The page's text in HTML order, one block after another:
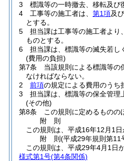
3
標識等の一時撤去、移転及び
4
工事等の施工者は、 第1項及び
とする。
5
担当課は工事等の施工者より
ものとする。
6
担当課は、標識等の滅失若し
(費用の負担)
第7条
当該規則による標識等の
なければならない。
2
前項の規定による費用のうち
3
担当課は、標識等の保全管理
(その他)
第8条
この規則に定めるものの
附 則
この規則は、平成16年12月1日
附 則(平成29年規則第11
この規則は、平成29年4月1日
様式第1号(第4条関係)